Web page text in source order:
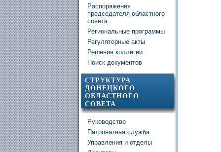
Распоряжения
председателя областного
совета
Региональные программы
Регуляторные акты
Решения коллегии
Поиск документов
СТРУКТУРА
ДОНЕЦКОГО
ОБЛАСТНОГО
СОВЕТА
Руководство
Патронатная служба
Управления и отделы